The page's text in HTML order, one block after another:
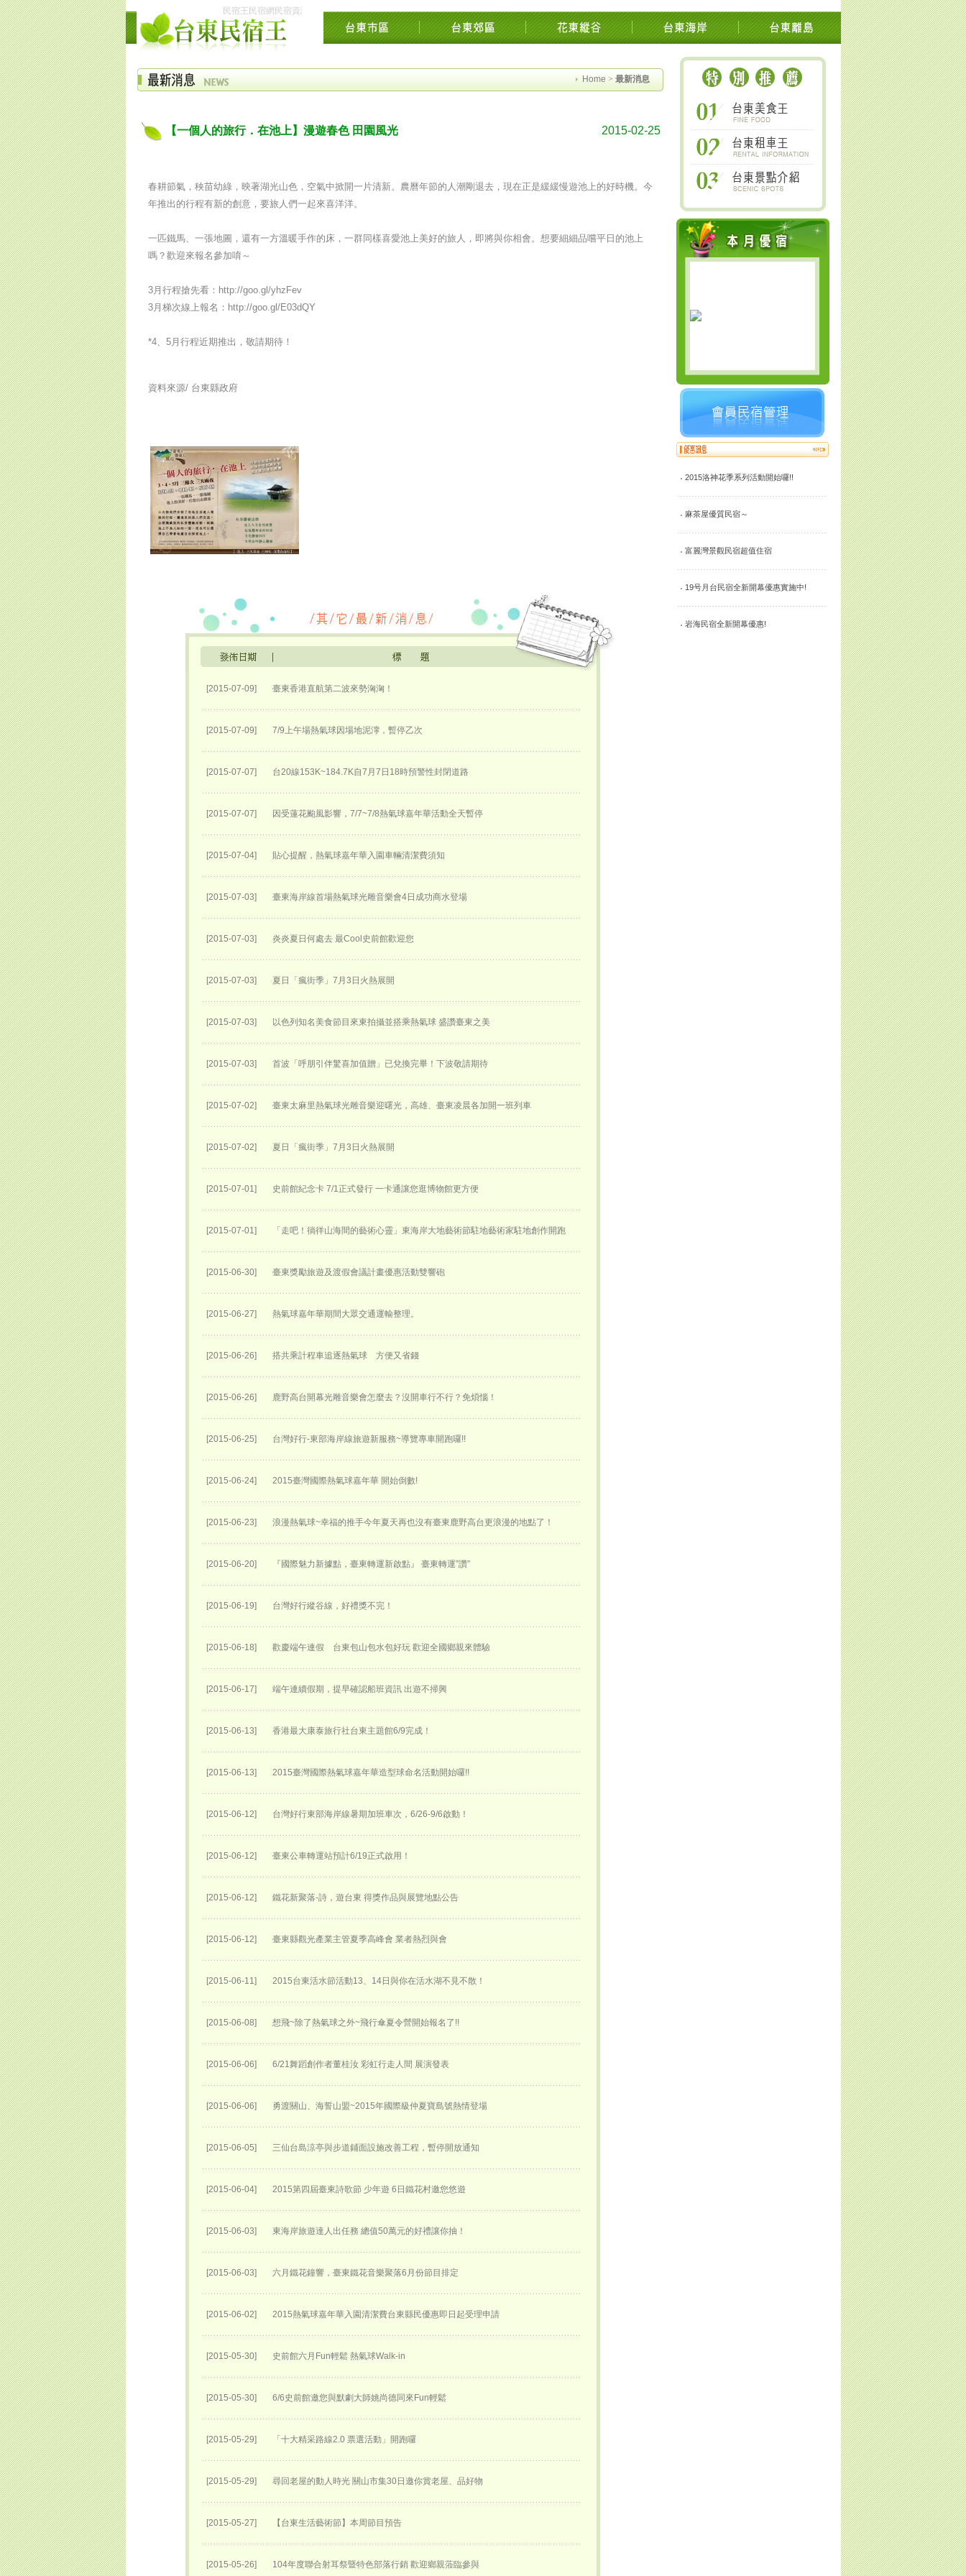
民宿王民宿網民宿資訊網台東花東花蓮綠島民宿住宿旅遊景點交流網縱谷海岸飯店溫泉影音墾丁時光迴徑市集知本池上關山鹿野太麻里金針山南橫
Home > 最新消息
2015洛神花季系列活動開始囉!!
麻茶屋優質民宿～
富麗灣景觀民宿超值住宿
19号月台民宿全新開幕優惠實施中!
岩海民宿全新開幕優惠!
【一個人的旅行．在池上】漫遊春色 田園風光 2015-02-25
春耕節氣，秧苗幼綠，映著湖光山色，空氣中掀開一片清新。農曆年節的人潮剛退去，現在正是緩緩慢遊池上的好時機。今
年推出的行程有新的創意，要旅人們一起來喜洋洋。
一匹鐵馬、一張地圖，還有一方溫暖手作的床，一群同樣喜愛池上美好的旅人，即將與你相會。想要細細品嚐平日的池上
嗎？歡迎來報名參加唷～
3月行程搶先看：http://goo.gl/yhzFev
3月梯次線上報名：http://goo.gl/E03dQY
*4、5月行程近期推出，敬請期待！
資料來源/ 台東縣政府
[2015-07-09] 臺東香港直航第二波來勢洶洶！
[2015-07-09] 7/9上午場熱氣球因場地泥濘，暫停乙次
[2015-07-07] 台20線153K~184.7K自7月7日18時預警性封閉道路
[2015-07-07] 因受蓮花颱風影響，7/7~7/8熱氣球嘉年華活動全天暫停
[2015-07-04] 貼心提醒，熱氣球嘉年華入園車輛清潔費須知
[2015-07-03] 臺東海岸線首場熱氣球光雕音樂會4日成功商水登場
[2015-07-03] 炎炎夏日何處去 最Cool史前館歡迎您
[2015-07-03] 夏日「瘋街季」7月3日火熱展開
[2015-07-03] 以色列知名美食節目來東拍攝並搭乘熱氣球 盛讚臺東之美
[2015-07-03] 首波「呼朋引伴驚喜加值贈」已兌換完畢！下波敬請期待
[2015-07-02] 臺東太麻里熱氣球光雕音樂迎曙光，高雄、臺東凌晨各加開一班列車
[2015-07-02] 夏日「瘋街季」7月3日火熱展開
[2015-07-01] 史前館紀念卡 7/1正式發行 一卡通讓您逛博物館更方便
[2015-07-01] 「走吧！徜徉山海間的藝術心靈」東海岸大地藝術節駐地藝術家駐地創作開跑
[2015-06-30] 臺東獎勵旅遊及渡假會議計畫優惠活動雙響砲
[2015-06-27] 熱氣球嘉年華期間大眾交通運輸整理。
[2015-06-26] 搭共乘計程車追逐熱氣球 方便又省錢
[2015-06-26] 鹿野高台開幕光雕音樂會怎麼去？沒開車行不行？免煩惱！
[2015-06-25] 台灣好行-東部海岸線旅遊新服務~導覽專車開跑囉!!
[2015-06-24] 2015臺灣國際熱氣球嘉年華 開始倒數!
[2015-06-23] 浪漫熱氣球~幸福的推手今年夏天再也沒有臺東鹿野高台更浪漫的地點了！
[2015-06-20] 『國際魅力新據點，臺東轉運新啟點』 臺東轉運”讚”
[2015-06-19] 台灣好行縱谷線，好禮獎不完！
[2015-06-18] 歡慶端午連假 台東包山包水包好玩 歡迎全國鄉親來體驗
[2015-06-17] 端午連續假期，提早確認船班資訊 出遊不掃興
[2015-06-13] 香港最大康泰旅行社台東主題館6/9完成！
[2015-06-13] 2015臺灣國際熱氣球嘉年華​造型球命名活動開始囉!!
[2015-06-12] 台灣好行東部海岸線暑期加班車次，6/26-9/6啟動！
[2015-06-12] 臺東公車轉運站預計6/19正式啟用！
[2015-06-12] 鐵花新聚落-詩，遊台東 得獎作品與展覽地點公告
[2015-06-12] 臺東縣觀光產業主管夏季高峰會 業者熱烈與會
[2015-06-11] 2015台東活水節活動13、14日與你在活水湖不見不散！
[2015-06-08] 想飛~除了熱氣球之外~飛行傘夏令營開始報名了!!
[2015-06-06] 6/21舞蹈創作者董桂汝 彩虹行走人間 展演發表
[2015-06-06] 勇渡關山、海誓山盟~2015年國際級仲夏寶島號熱情登場
[2015-06-05] 三仙台島涼亭與步道鋪面設施改善工程，暫停開放通知
[2015-06-04] 2015第四屆臺東詩歌節 少年遊 6日鐵花村邀您悠遊
[2015-06-03] 東海岸旅遊達人出任務 總值50萬元的好禮讓你抽！
[2015-06-03] 六月鐵花鐘響，臺東鐵花音樂聚落6月份節目排定
[2015-06-02] 2015熱氣球嘉年華入園清潔費台東縣民優惠即日起受理申請
[2015-05-30] 史前館六月Fun輕鬆 熱氣球Walk-in
[2015-05-30] 6/6史前館邀您與默劇大師姚尚德同來Fun輕鬆
[2015-05-29] 「十大精采路線2.0 票選活動」開跑囉
[2015-05-29] 尋回老屋的動人時光 關山市集30日邀你賞老屋、品好物
[2015-05-27] 【台東生活藝術節】本周節目預告
[2015-05-26] 104年度聯合射耳祭暨特色部落行銷 歡迎鄉親蒞臨參與